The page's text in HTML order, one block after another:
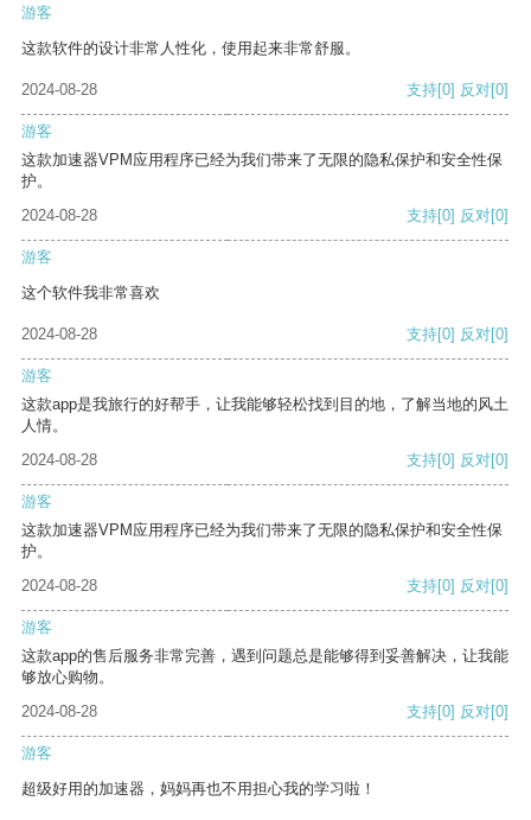
游客
这款软件的设计非常人性化，使用起来非常舒服。
2024-08-28 支持[0] 反对[0]
游客
这款加速器VPM应用程序已经为我们带来了无限的隐私保护和安全性保
护。
2024-08-28
支持[0] 反对[0]
游客
这个软件我非常喜欢
2024-08-28 支持[0] 反对[0]
游客
这款app是我旅行的好帮手，让我能够轻松找到目的地，了解当地的风土
人情。
2024-08-28
支持[0] 反对[0]
游客
这款加速器VPM应用程序已经为我们带来了无限的隐私保护和安全性保
护。
2024-08-28
支持[0] 反对[0]
游客
这款app的售后服务非常完善，遇到问题总是能够得到妥善解决，让我能
够放心购物。
2024-08-28
支持[0] 反对[0]
游客
超级好用的加速器，妈妈再也不用担心我的学习啦！